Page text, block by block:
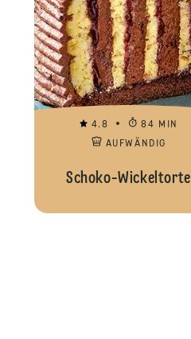
4.8
84 MIN
AUFWÄNDIG
Schoko-Wickeltorte